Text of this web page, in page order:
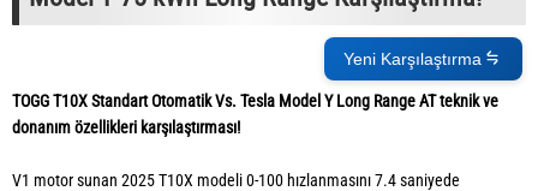
Yeni Karşılaştırma
TOGG T10X Standart Otomatik Vs. Tesla Model Y Long Range AT teknik ve
donanım özellikleri karşılaştırması!
V1 motor sunan 2025 T10X modeli 0-100 hızlanmasını 7.4 saniyede